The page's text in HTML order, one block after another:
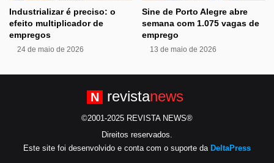
Industrializar é preciso: o
efeito multiplicador de
empregos
24 de maio de 2026
Sine de Porto Alegre abre
semana com 1.075 vagas de
emprego
13 de maio de 2026
N revistanews
©2001-2025 REVISTA NEWS®
Direitos reservados.
Este site foi desenvolvido e conta com o suporte da DeltaPress